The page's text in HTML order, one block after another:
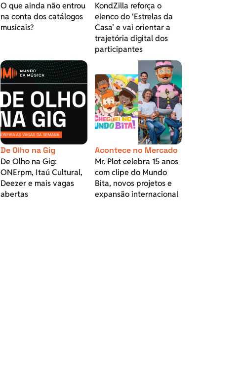
O que ainda não entrou
na conta dos catálogos
musicais?
KondZilla reforça o
elenco do ‘Estrelas da
Casa’ e vai orientar a
trajetória digital dos
participantes
De Olho na Gig
De Olho na Gig:
ONErpm, Itaú Cultural,
Deezer e mais vagas
abertas
Acontece no Mercado
Mr. Plot celebra 15 anos
com clipe do Mundo
Bita, novos projetos e
expansão internacional